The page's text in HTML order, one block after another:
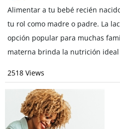
Alimentar a tu bebé recién
tu rol como madre o padre. La
opción popular para muchas
materna brinda la nutrición ideal
2518 Views